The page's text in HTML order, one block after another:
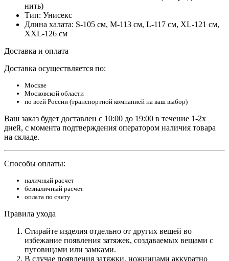
нить)
Тип: Унисекс
Длина халата: S-105 см, M-113 см, L-117 см, XL-121 см,
XXL-126 см
Доставка и оплата
Доставка осуществляется по:
Москве
Московской области
по всей России (транспортной компанией на ваш выбор)
Ваш заказ будет доставлен с 10:00 до 19:00 в течение 1-2х
дней, с момента подтверждения оператором наличия товара
на складе.
Способы оплаты:
наличный расчет
безналичный расчет
оплата по счету
Правила ухода
Стирайте изделия отдельно от других вещей во
избежание появления затяжек, создаваемых вещами с
пуговицами или замками.
В случае появления затяжки, ножницами аккуратно